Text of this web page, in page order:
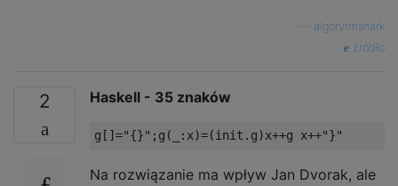
algorytmshark
źródło
2 Haskell - 35 znaków
Na rozwiązanie ma wpływ Jan Dvorak, ale